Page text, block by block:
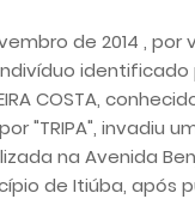
de 2014 , por
identificado
COSTA,
"TRIPA", invadiu
na Avenida
de Itiúba, após